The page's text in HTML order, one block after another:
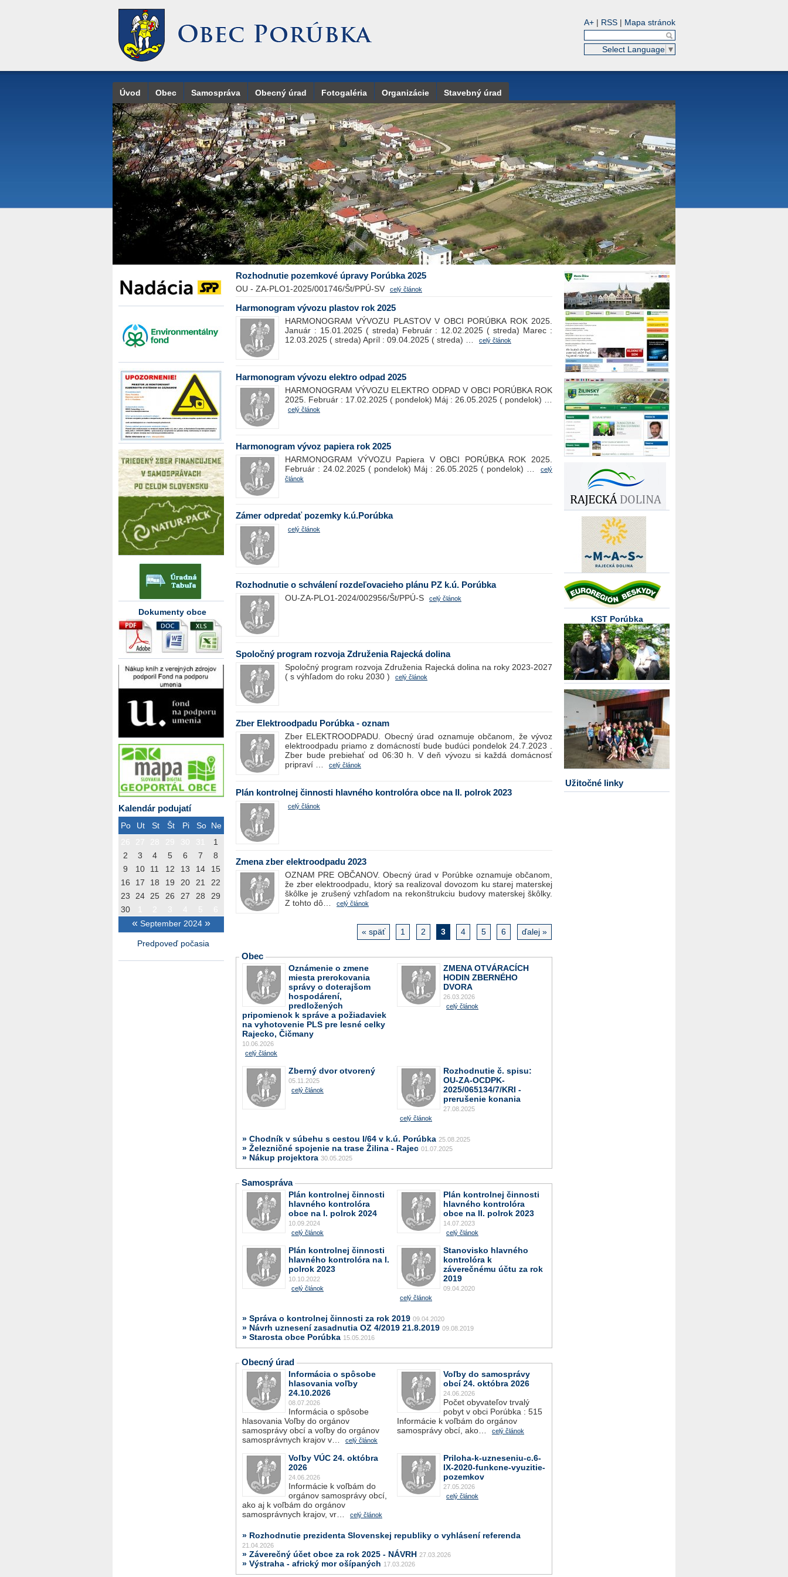
A+ | RSS | Mapa stránok
Select Language ▼
Úvod Obec Samospráva Obecný úrad Fotogaléria Organizácie Stavebný úrad
Dokumenty obce
Kalendár podujatí
Po Ut St Št Pi So Ne
« September 2024 »
1
2
3 4 5 6 7
8
9
10 11 12 13 14
15
16
17 18 19 20 21
22
23
24 25 26 27 28
29
30
Predpoveď počasia
KST Porúbka
Užitočné linky
Rozhodnutie pozemkové úpravy Porúbka 2025
OU - ZA-PLO1-2025/001746/Št/PPÚ-SV celý článok
Harmonogram vývozu plastov rok 2025
HARMONOGRAM VÝVOZU PLASTOV V OBCI PORÚBKA ROK 2025.
Január : 15.01.2025 ( streda) Február : 12.02.2025 ( streda) Marec :
12.03.2025 ( streda) Apríl : 09.04.2025 ( streda) …
celý článok
Harmonogram vývozu elektro odpad 2025
HARMONOGRAM VÝVOZU ELEKTRO ODPAD V OBCI PORÚBKA ROK
2025. Február : 17.02.2025 ( pondelok) Máj : 26.05.2025 ( pondelok) …
celý článok
Harmonogram vývoz papiera rok 2025
HARMONOGRAM VÝVOZU Papiera V OBCI PORÚBKA ROK 2025.
Február : 24.02.2025 ( pondelok) Máj : 26.05.2025 ( pondelok) …
celý
článok
Zámer odpredať pozemky k.ú.Porúbka
celý článok
Rozhodnutie o schválení rozdeľovacieho plánu PZ k.ú. Porúbka
OU-ZA-PLO1-2024/002956/Št/PPÚ-S celý článok
Spoločný program rozvoja Združenia Rajecká dolina
Spoločný program rozvoja Združenia Rajecká dolina na roky 2023-2027
( s výhľadom do roku 2030 )
celý článok
Zber Elektroodpadu Porúbka - oznam
Zber ELEKTROODPADU. Obecný úrad oznamuje občanom, že vývoz
elektroodpadu priamo z domácností bude budúci pondelok 24.7.2023 .
Zber bude prebiehať od 06:30 h. V deň vývozu si každá domácnosť
pripraví …
celý článok
Plán kontrolnej činnosti hlavného kontrolóra obce na II. polrok 2023
celý článok
Zmena zber elektroodpadu 2023
OZNAM PRE OBČANOV. Obecný úrad v Porúbke oznamuje občanom,
že zber elektroodpadu, ktorý sa realizoval dovozom ku starej materskej
škôlke je zrušený vzhľadom na rekonštrukciu budovy materskej škôlky.
Z tohto dô…
celý článok
« späť 1 2 3 4 5 6 ďalej »
Obec
Oznámenie o zmene
miesta prerokovania
správy o doterajšom
hospodárení,
predložených
pripomienok k správe a požiadaviek
na vyhotovenie PLS pre lesné celky
Rajecko, Čičmany
10.06.2026
celý článok
ZMENA OTVÁRACÍCH
HODIN ZBERNÉHO
DVORA
26.03.2026
celý článok
Zberný dvor otvorený
05.11.2025
celý článok
Rozhodnutie č. spisu:
OU-ZA-OCDPK-
2025/065134/7/KRI -
prerušenie konania
27.08.2025
celý článok
» Chodník v súbehu s cestou I/64 v k.ú. Porúbka 25.08.2025
» Železničné spojenie na trase Žilina - Rajec 01.07.2025
» Nákup projektora 30.05.2025
Samospráva
Plán kontrolnej činnosti
hlavného kontrolóra
obce na I. polrok 2024
10.09.2024
celý článok
Plán kontrolnej činnosti
hlavného kontrolóra
obce na II. polrok 2023
14.07.2023
celý článok
Plán kontrolnej činnosti
hlavného kontrolóra na I.
polrok 2023
10.10.2022
celý článok
Stanovisko hlavného
kontrolóra k
záverečnému účtu za rok
2019
09.04.2020
celý článok
» Správa o kontrolnej činnosti za rok 2019 09.04.2020
» Návrh uznesení zasadnutia OZ 4/2019 21.8.2019 09.08.2019
» Starosta obce Porúbka 15.05.2016
Obecný úrad
Informácia o spôsobe
hlasovania voľby
24.10.2026
08.07.2026
Informácia o spôsobe
hlasovania Voľby do orgánov
samosprávy obcí a voľby do orgánov
samosprávnych krajov v…
celý článok
Voľby do samosprávy
obcí 24. októbra 2026
24.06.2026
Počet obyvateľov trvalý
pobyt v obci Porúbka : 515
Informácie k voľbám do orgánov
samosprávy obcí, ako…
celý článok
Voľby VÚC 24. októbra
2026
24.06.2026
Informácie k voľbám do
orgánov samosprávy obcí,
ako aj k voľbám do orgánov
samosprávnych krajov, vr…
celý článok
Priloha-k-uzneseniu-c.6-
IX-2020-funkcne-vyuzitie-
pozemkov
27.05.2026
celý článok
» Rozhodnutie prezidenta Slovenskej republiky o vyhlásení referenda
21.04.2026
» Záverečný účet obce za rok 2025 - NÁVRH 27.03.2026
» Výstraha - africký mor ošípaných 17.03.2026